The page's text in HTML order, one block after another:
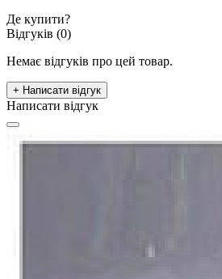
Де купити?
Відгуків (0)
Немає відгуків про цей товар.
+ Написати відгук
Написати відгук